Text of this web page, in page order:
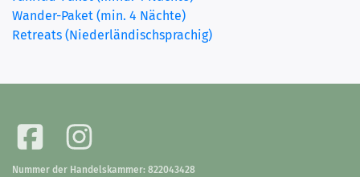
Wander-Paket (min. 4 Nächte)
Retreats (Niederländischsprachig)
Nummer der Handelskammer: 822043428